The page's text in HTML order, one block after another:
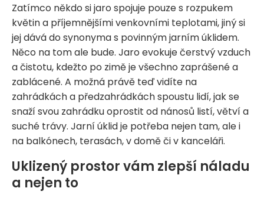
Zatímco někdo si jaro spojuje pouze s rozpukem
květin a příjemnějšími venkovními teplotami, jiný si
jej dává do synonyma s povinným jarním úklidem.
Něco na tom ale bude. Jaro evokuje čerstvý vzduch
a čistotu, kdežto po zimě je všechno zaprášené a
zablácené. A možná právě teď vidíte na
zahrádkách a předzahrádkách spoustu lidí, jak se
snaží svou zahrádku oprostit od nánosů listí, větví a
suché trávy. Jarní úklid je potřeba nejen tam, ale i
na balkónech, terasách, v domě či v kanceláři.
Uklizený prostor vám zlepší náladu
a nejen to